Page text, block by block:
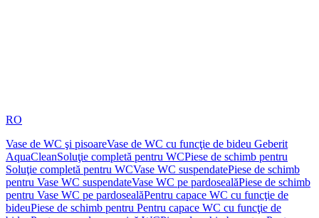
RO
Vase de WC şi pisoareVase de WC cu funcţie de bideu Geberit
AquaCleanSoluţie completă pentru WCPiese de schimb pentru
Soluţie completă pentru WCVase WC suspendatePiese de schimb
pentru Vase WC suspendateVase WC pe pardosealăPiese de schimb
pentru Vase WC pe pardosealăPentru capace WC cu funcţie de
bideuPiese de schimb pentru Pentru capace WC cu funcţie de